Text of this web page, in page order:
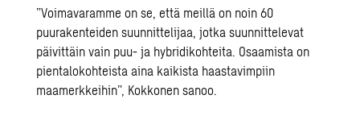
”Voimavaramme on se, että meillä on noin 60
puurakenteiden suunnittelijaa, jotka suunnittelevat
päivittäin vain puu- ja hybridikohteita. Osaamista on
pientalokohteista aina kaikista haastavimpiin
maamerkkeihin”, Kokkonen sanoo.